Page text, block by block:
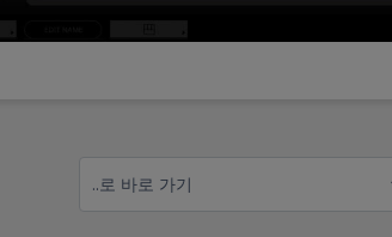
..로 바로 가기